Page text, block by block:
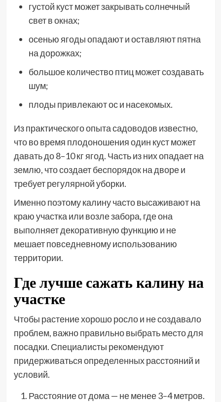
густой куст может закрывать солнечный
свет в окнах;
осенью ягоды опадают и оставляют пятна
на дорожках;
большое количество птиц может создавать
шум;
плоды привлекают ос и насекомых.
Из практического опыта садоводов известно,
что во время плодоношения один куст может
давать до 8–10 кг ягод. Часть из них опадает на
землю, что создает беспорядок на дворе и
требует регулярной уборки.
Именно поэтому калину часто высаживают на
краю участка или возле забора, где она
выполняет декоративную функцию и не
мешает повседневному использованию
территории.
Где лучше сажать калину на
участке
Чтобы растение хорошо росло и не создавало
проблем, важно правильно выбрать место для
посадки. Специалисты рекомендуют
придерживаться определенных расстояний и
условий.
Расстояние от дома — не менее 3–4 метров.